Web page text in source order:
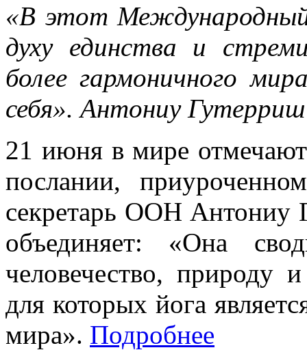
«В этот Международный
духу единства и
более гармоничного
себя». Антониу Гутерриш
21 июня в мире
послании,
секретарь ООН Антониу
объединяет: «Она
человечество, природу
для которых йога
мира». Подробнее